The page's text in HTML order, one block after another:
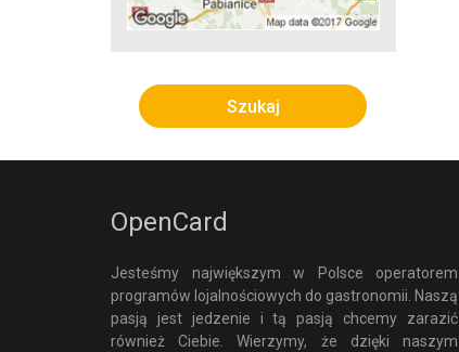
OpenCard
Jesteśmy największym w Polsce operatorem
programów lojalnościowych do gastronomii. Naszą
pasją jest jedzenie i tą pasją chcemy zarazić
również Ciebie. Wierzymy, że dzięki naszym